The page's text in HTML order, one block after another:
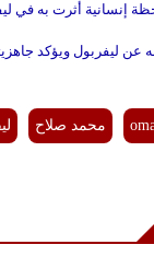
إنسانية أثرت به في
ليفربول ويؤكد
محمد صلاح